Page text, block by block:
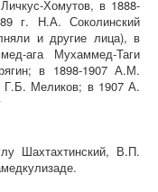
Хомутов, в 1888-
г. Н.А. Соколинский
и другие лица), в
ага Мухаммед-Таги
в 1898-1907 А.М.
Г.Б. Меликов; в 1907 А.
Шахтахтинский, В.П.